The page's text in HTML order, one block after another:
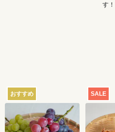
す！
おすすめ
【産地直送】葡萄畑
ふくじろうのふぞろ
SALE
【特別
1kg